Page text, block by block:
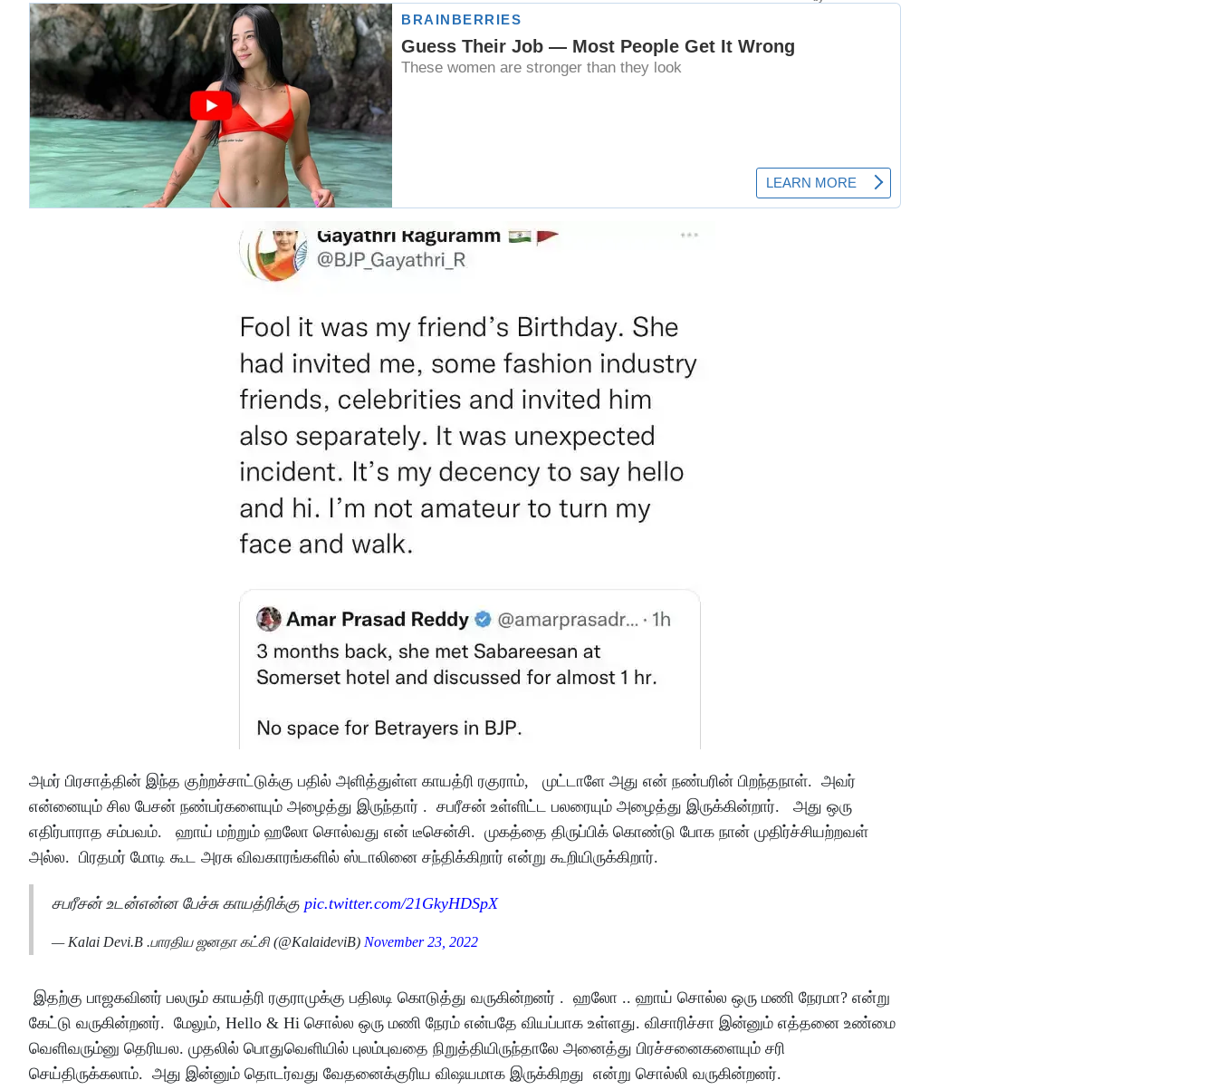
அமர் பிரசாத்தின் இந்த குற்றச்சாட்டுக்கு பதில் அளித்துள்ள காயத்ரி ரகுராம், முட்டாளே அது என் நண்பரின் பிறந்தநாள். அவர்
என்னையும் சில பேசன் நண்பர்களையும் அழைத்து இருந்தார் . சபரீசன் உள்ளிட்ட பலரையும் அழைத்து இருக்கின்றார். அது ஒரு
எதிர்பாராத சம்பவம். ஹாய் மற்றும் ஹலோ சொல்வது என் டீசென்சி. முகத்தை திருப்பிக் கொண்டு போக நான் முதிர்ச்சியற்றவள்
அல்ல. பிரதமர் மோடி கூட அரசு விவகாரங்களில் ஸ்டாலினை சந்திக்கிறார் என்று கூறியிருக்கிறார்.
சபரீசன் உடன்‌என்ன பேச்சு காயத்ரிக்கு pic.twitter.com/21GkyHDSpX
— Kalai Devi.B .பாரதிய ஜனதா கட்சி (@KalaideviB) November 23, 2022
இதற்கு பாஜகவினர் பலரும் காயத்ரி ரகுராமுக்கு பதிலடி கொடுத்து வருகின்றனர் . ஹலோ .. ஹாய் சொல்ல ஒரு மணி நேரமா? என்று
கேட்டு வருகின்றனர். மேலும், Hello & Hi சொல்ல ஒரு மணி நேரம் என்பதே வியப்பாக உள்ளது. விசாரிச்சா இன்னும் எத்தனை உண்மை
வெளிவரும்னு தெரியல. முதலில் பொதுவெளியில் புலம்புவதை நிறுத்தியிருந்தாலே அனைத்து பிரச்சனைகளையும் சரி
செய்திருக்கலாம். அது இன்னும் தொடர்வது வேதனைக்குரிய விஷயமாக இருக்கிறது என்று சொல்லி வருகின்றனர்.